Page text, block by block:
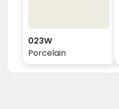
023W
Porcelain